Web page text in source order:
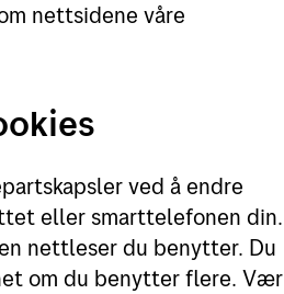
nettsidene våre
ved å endre
eller smarttelefonen din.
nettleser du benytter. Du
om du benytter flere. Vær